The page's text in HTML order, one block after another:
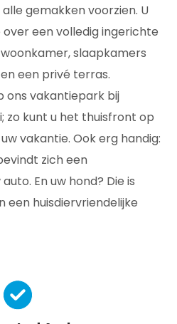
gemakken voorzien. U
een volledig ingerichte
slaapkamers
een privé terras.
ons vakantiepark bij
zo kunt u het thuisfront op
vakantie. Ook erg handig:
zich een
En uw hond? Die is
een huisdiervriendelijke